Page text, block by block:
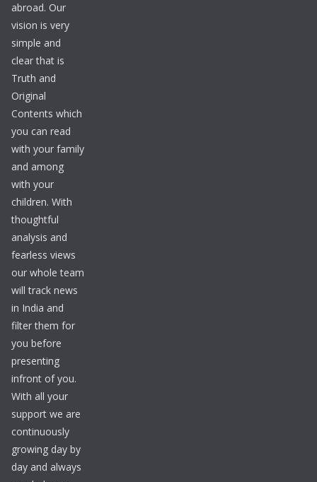
abroad. Our
vision is very
simple and
clear that is
Truth and
Original
Contents which
you can read
with your family
and among
with your
children. With
thoughtful
analysis and
fearless views
our whole team
will track news
in India and
filter them for
you before
presenting
infront of you.
With all your
support we are
continuously
growing day by
day and always